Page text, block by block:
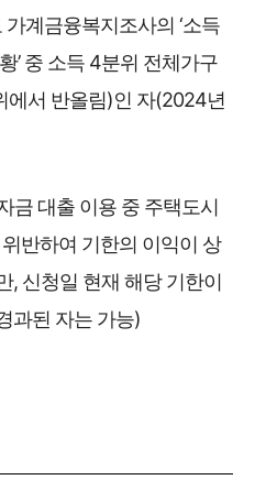
계금융복지조사의 ‘소득
’ 중 소득 4분위 전체가구
에서 반올림)인 자(2024년
금 대출 이용 중 주택도시
반하여 기한의 이익이 상
, 신청일 현재 해당 기한이
과된 자는 가능)